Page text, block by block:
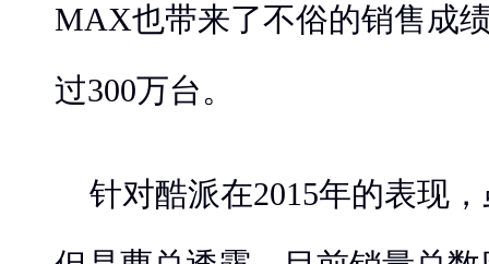
MAX也带来了不俗的销售成
过300万台。
针对酷派在2015年的表现